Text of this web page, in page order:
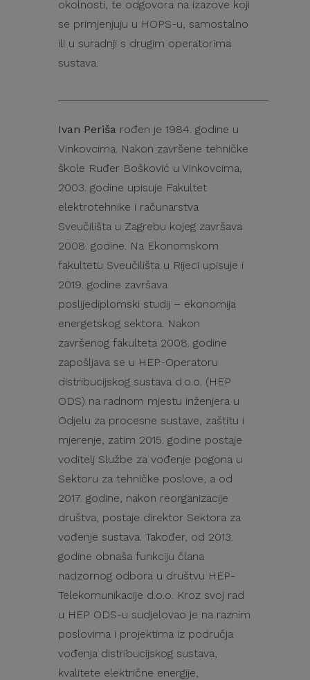
okolnosti, te odgovora na izazove koji
se primjenjuju u HOPS-u, samostalno
ili u suradnji s drugim operatorima
sustava.
Ivan Periša rođen je 1984. godine u
Vinkovcima. Nakon završene tehničke
škole Ruđer Bošković u Vinkovcima,
2003. godine upisuje Fakultet
elektrotehnike i računarstva
Sveučilišta u Zagrebu kojeg završava
2008. godine. Na Ekonomskom
fakultetu Sveučilišta u Rijeci upisuje i
2019. godine završava
poslijediplomski studij – ekonomija
energetskog sektora. Nakon
završenog fakulteta 2008. godine
zapošljava se u HEP-Operatoru
distribucijskog sustava d.o.o. (HEP
ODS) na radnom mjestu inženjera u
Odjelu za procesne sustave, zaštitu i
mjerenje, zatim 2015. godine postaje
voditelj Službe za vođenje pogona u
Sektoru za tehničke poslove, a od
2017. godine, nakon reorganizacije
društva, postaje direktor Sektora za
vođenje sustava. Također, od 2013.
godine obnaša funkciju člana
nadzornog odbora u društvu HEP-
Telekomunikacije d.o.o. Kroz svoj rad
u HEP ODS-u sudjelovao je na raznim
poslovima i projektima iz područja
vođenja distribucijskog sustava,
kvalitete električne energije,